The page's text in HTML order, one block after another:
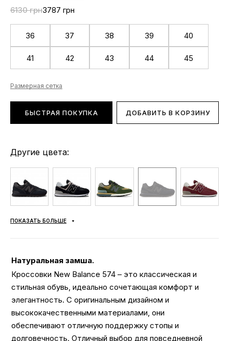
6130 грн3787 грн
36 37 38 39 40
41 42 43 44 45
Размерная сетка
БЫСТРАЯ ПОКУПКА ДОБАВИТЬ В КОРЗИНУ
Другие цвета:
ПОКАЗАТЬ БОЛЬШЕ
Натуральная замша.
Кроссовки New Balance 574 – это классическая и
стильная обувь, идеально сочетающая комфорт и
элегантность. С оригинальным дизайном и
высококачественными материалами, они
обеспечивают отличную поддержку стопы и
долговечность. Отличный выбор для повседневной